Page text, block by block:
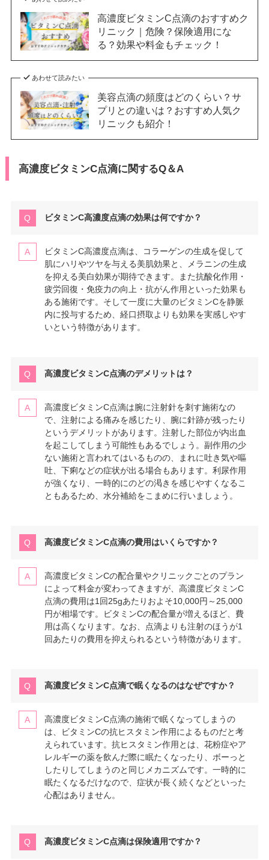
高濃度ビタミンC点滴のおすすめク
リニック｜危険？保険適用にな
る？効果や料金もチェック！
あわせて読みたい
美容点滴の頻度はどのくらい？サ
プリとの違いは？おすすめ人気ク
リニックも紹介！
高濃度ビタミンC点滴に関するQ＆A
ビタミンC高濃度点滴の効果は何ですか？
ビタミンC高濃度点滴は、コラーゲンの生成を促して
肌にハリやツヤを与える美肌効果と、メラニンの生成
を抑える美白効果が期待できます。また抗酸化作用・
疲労回復・免疫力の向上・抗がん作用といった効果も
ある施術です。そして一度に大量のビタミンCを静脈
内に投与するため、経口摂取よりも効果を実感しやす
いという特徴があります。
高濃度ビタミンC点滴のデメリットは？
高濃度ビタミンC点滴は腕に注射針を刺す施術なの
で、注射による痛みを感じたり、腕に針跡が残ったり
というデメリットがあります。注射した部位が内出血
を起こしてしまう可能性もあるでしょう。副作用の少
ない施術と言われてはいるものの、まれに吐き気や嘔
吐、下痢などの症状が出る場合もあります。利尿作用
が強くなり、一時的にのどの渇きを感じやすくなるこ
ともあるため、水分補給をこまめに行いましょう。
高濃度ビタミンC点滴の費用はいくらですか？
高濃度ビタミンCの配合量やクリニックごとのプラン
によって料金が変わってきますが、高濃度ビタミンC
点滴の費用は1回25gあたりおよそ10,000円～25,000
円が相場です。ビタミンCの配合量が増えるほど、費
用は高くなります。なお、点滴よりも注射のほうが1
回あたりの費用を抑えられるという特徴があります。
高濃度ビタミンC点滴で眠くなるのはなぜですか？
高濃度ビタミンC点滴の施術で眠くなってしまうの
は、ビタミンCの抗ヒスタミン作用によるものだと考
えられています。抗ヒスタミン作用とは、花粉症やア
レルギーの薬を飲んだ際に眠たくなったり、ボーっと
したりしてしまうのと同じメカニズムです。一時的に
眠たくなるだけなので、症状が長く続くなどといった
心配はありません。
高濃度ビタミンC点滴は保険適用ですか？